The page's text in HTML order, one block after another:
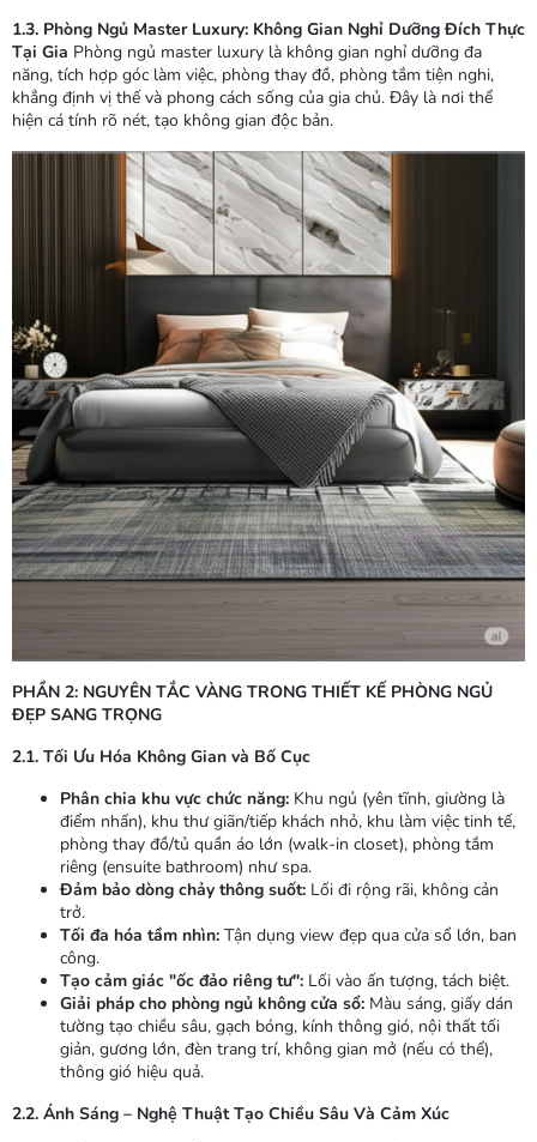
1.3. Phòng Ngủ Master Luxury: Không Gian Nghỉ Dưỡng Đích Thực
Tại Gia Phòng ngủ master luxury là không gian nghỉ dưỡng đa
năng, tích hợp góc làm việc, phòng thay đồ, phòng tắm tiện nghi,
khẳng định vị thế và phong cách sống của gia chủ. Đây là nơi thể
hiện cá tính rõ nét, tạo không gian độc bản.
PHẦN 2: NGUYÊN TẮC VÀNG TRONG THIẾT KẾ PHÒNG NGỦ
ĐẸP SANG TRỌNG
2.1. Tối Ưu Hóa Không Gian và Bố Cục
Phân chia khu vực chức năng: Khu ngủ (yên tĩnh, giường là
điểm nhấn), khu thư giãn/tiếp khách nhỏ, khu làm việc tinh tế,
phòng thay đồ/tủ quần áo lớn (walk-in closet), phòng tắm
riêng (ensuite bathroom) như spa.
Đảm bảo dòng chảy thông suốt: Lối đi rộng rãi, không cản
trở.
Tối đa hóa tầm nhìn: Tận dụng view đẹp qua cửa sổ lớn, ban
công.
Tạo cảm giác "ốc đảo riêng tư": Lối vào ấn tượng, tách biệt.
Giải pháp cho phòng ngủ không cửa sổ: Màu sáng, giấy dán
tường tạo chiều sâu, gạch bóng, kính thông gió, nội thất tối
giản, gương lớn, đèn trang trí, không gian mở (nếu có thể),
thông gió hiệu quả.
2.2. Ánh Sáng – Nghệ Thuật Tạo Chiều Sâu Và Cảm Xúc